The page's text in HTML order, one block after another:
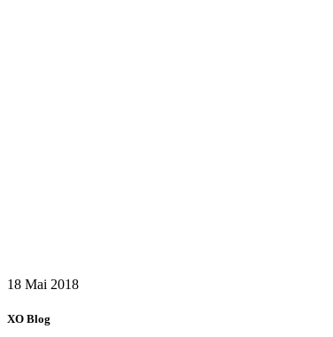
18 Mai 2018
XO Blog